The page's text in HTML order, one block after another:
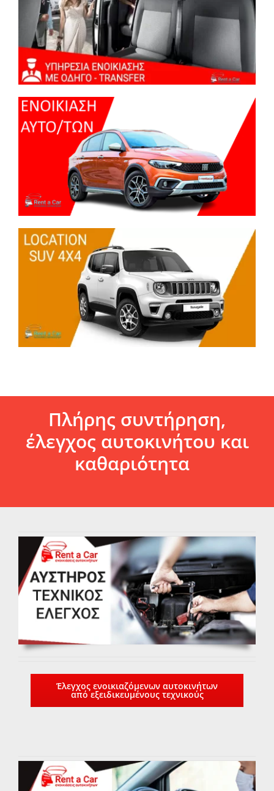
Πλήρης συντήρηση,
έλεγχος αυτοκινήτου και
καθαριότητα
Έλεγχος ενοικιαζόμενων αυτοκινήτων
από εξειδικευμένους τεχνικούς